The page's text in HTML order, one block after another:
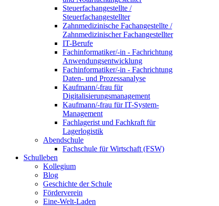
Steuerfachangestellte /
Steuerfachangestellter
Zahnmedizinische Fachangestellte /
Zahnmedizinischer Fachangestellter
IT-Berufe
Fachinformatiker/-in - Fachrichtung
Anwendungsentwicklung
Fachinformatiker/-in - Fachrichtung
Daten- und Prozessanalyse
Kaufmann/-frau für
Digitalisierungsmanagement
Kaufmann/-frau für IT-System-
Management
Fachlagerist und Fachkraft für
Lagerlogistik
Abendschule
Fachschule für Wirtschaft (FSW)
Schulleben
Kollegium
Blog
Geschichte der Schule
Förderverein
Eine-Welt-Laden